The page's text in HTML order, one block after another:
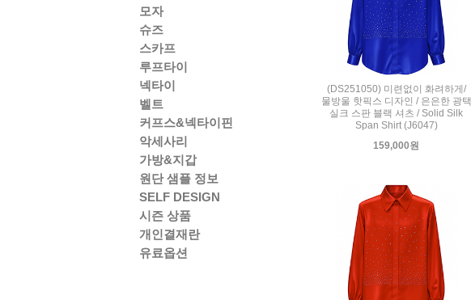
모자
슈즈
스카프
루프타이
넥타이
벨트
커프스&넥타이핀
악세사리
가방&지갑
원단 샘플 정보
SELF DESIGN
시즌 상품
개인결재란
유료옵션
(DS251050) 미련없이 화려하게/
물방울 핫픽스 디자인 / 은은한 광택
실크 스판 블랙 셔츠 / Solid Silk
Span Shirt (J6047)
159,000원